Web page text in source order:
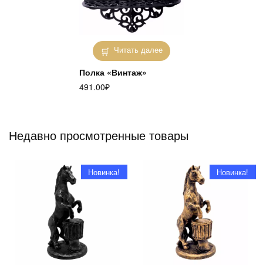
Читать далее
Полка «Винтаж»
491.00₽
Недавно просмотренные товары
Новинка! Новинка!